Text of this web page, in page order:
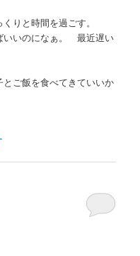
りと時間を過ごす。
いいのになぁ。 最近遅い
ご飯を食べてきていいか